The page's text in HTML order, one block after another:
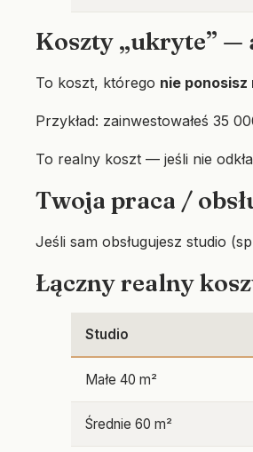
Koszty „ukryte” —
To koszt, którego nie
Przykład: zainwestowałeś 35
To realny koszt — jeśli nie
Twoja praca /
Jeśli sam obsługujesz studio
Łączny realny
Studio
Małe 40 m²
Średnie 60 m²